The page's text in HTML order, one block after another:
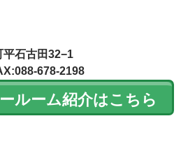
平石古田32−1
678-2198
ルーム紹介はこちら